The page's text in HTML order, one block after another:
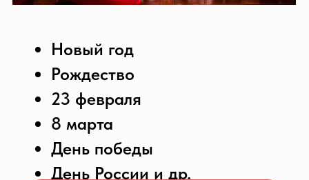
По выходным вы можете
насладиться живой музыкой.
В кафе царит прекрасная
атмосфера, идеально подходящая
для веселых встреч с друзьями,
теплых семейных обедов и ужинов, а